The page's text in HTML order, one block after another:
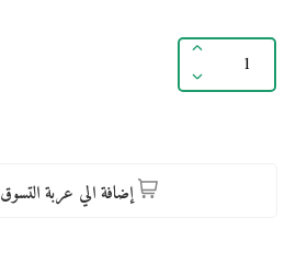
إضافة الي عربة التسوق